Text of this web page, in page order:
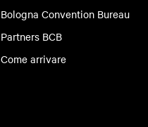
Bologna Convention Bureau
Partners BCB
Come arrivare